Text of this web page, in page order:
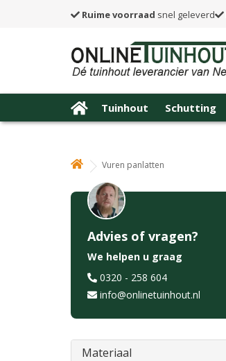
Ruime voorraad snel geleverd
Tuinhout Schutting
Vuren panlatten
Advies of vragen?
We helpen u graag
0320 - 258 604
info@onlinetuinhout.nl
Materiaal